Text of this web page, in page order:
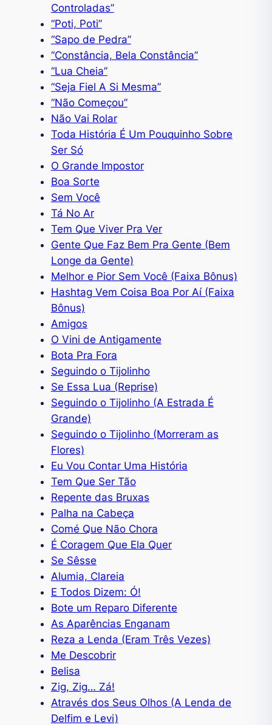
Controladas”
“Poti, Poti”
“Sapo de Pedra”
“Constância, Bela Constância”
“Lua Cheia”
“Seja Fiel A Si Mesma”
“Não Começou”
Não Vai Rolar
Toda História É Um Pouquinho Sobre
Ser Só
O Grande Impostor
Boa Sorte
Sem Você
Tá No Ar
Tem Que Viver Pra Ver
Gente Que Faz Bem Pra Gente (Bem
Longe da Gente)
Melhor e Pior Sem Você (Faixa Bônus)
Hashtag Vem Coisa Boa Por Aí (Faixa
Bônus)
Amigos
O Vini de Antigamente
Bota Pra Fora
Seguindo o Tijolinho
Se Essa Lua (Reprise)
Seguindo o Tijolinho (A Estrada É
Grande)
Seguindo o Tijolinho (Morreram as
Flores)
Eu Vou Contar Uma História
Tem Que Ser Tão
Repente das Bruxas
Palha na Cabeça
Comé Que Não Chora
É Coragem Que Ela Quer
Se Sêsse
Alumia, Clareia
E Todos Dizem: Ó!
Bote um Reparo Diferente
As Aparências Enganam
Reza a Lenda (Eram Três Vezes)
Me Descobrir
Belisa
Zig, Zig… Zá!
Através dos Seus Olhos (A Lenda de
Delfim e Levi)